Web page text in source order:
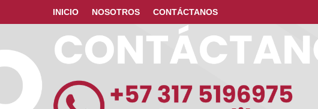
INICIO NOSOTROS CONTÁCTANOS